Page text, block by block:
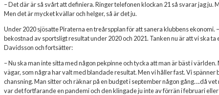
– Det där är så svårt att definiera. Ringer telefonen klockan 21 så svarar jag ju.
Men det är mycket kvällar och helger, så är det ju.
Under 2020 sjösatte Piraterna en treårspplan för att sanera klubbens
bekostnad av sportsligt resultat under 2020 och 2021. Tanken nu är att vi ska
Davidsson och fortsätter:
– Nu ska man inte sitta med någon pekpinne och tycka att man är bäst i
vägar, som några har valt med blandade resultat. Men vi håller fast. Vi
chansning. Man sitter och räknar på en budget i september någon gång….då
var det fortfarande en pandemi och den klingade ju inte av förrän i februari